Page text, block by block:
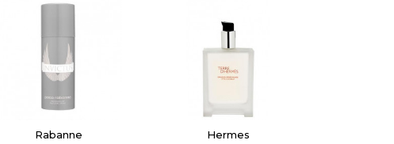
Rabanne Hermes